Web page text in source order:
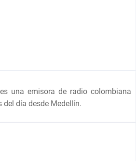
una emisora de radio colombiana
del día desde Medellín.